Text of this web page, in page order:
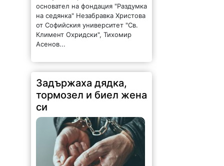
основател на фондация "Раздумка
на седянка" Незабравка Христова
от Софийския университет "Св.
Климент Охридски", Тихомир
Асенов...
Задържаха дядка,
тормозел и биел жена
си